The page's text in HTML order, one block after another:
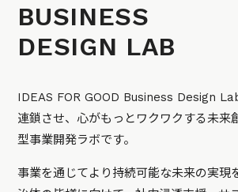
BUSINESS
DESIGN LAB
IDEAS FOR GOOD Business Design
連鎖させ、心がもっとワクワクする未来
型事業開発ラボです。
事業を通じてより持続可能な未来の実現